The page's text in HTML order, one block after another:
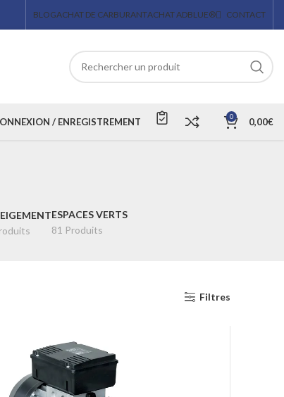
BLOGACHAT DE CARBURANTACHAT ADBLUE® CONTACT
/ ENREGISTREMENT 0 0,00€
ESPACES VERTS
81 Produits
Filtres